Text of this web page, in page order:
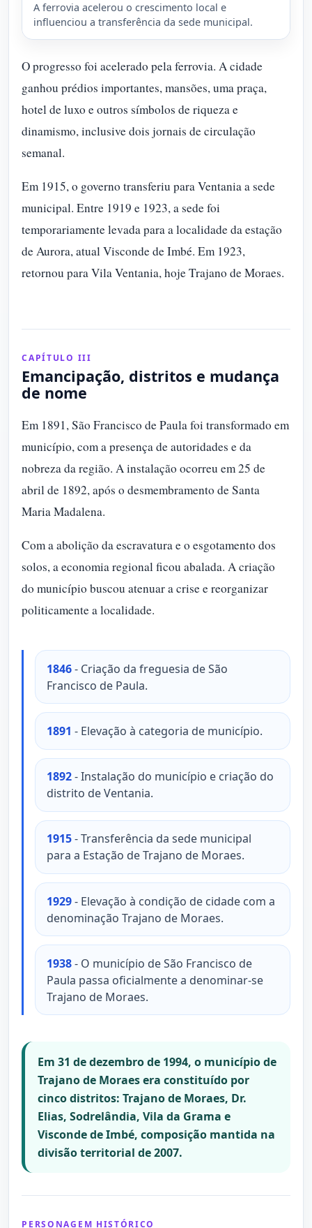
A ferrovia acelerou o crescimento local e
influenciou a transferência da sede municipal.
O progresso foi acelerado pela ferrovia. A cidade
ganhou prédios importantes, mansões, uma praça,
hotel de luxo e outros símbolos de riqueza e
dinamismo, inclusive dois jornais de circulação
semanal.
Em 1915, o governo transferiu para Ventania a sede
municipal. Entre 1919 e 1923, a sede foi
temporariamente levada para a localidade da estação
de Aurora, atual Visconde de Imbé. Em 1923,
retornou para Vila Ventania, hoje Trajano de Moraes.
CAPÍTULO III
Emancipação, distritos e mudança
de nome
Em 1891, São Francisco de Paula foi transformado em
município, com a presença de autoridades e da
nobreza da região. A instalação ocorreu em 25 de
abril de 1892, após o desmembramento de Santa
Maria Madalena.
Com a abolição da escravatura e o esgotamento dos
solos, a economia regional ficou abalada. A criação
do município buscou atenuar a crise e reorganizar
politicamente a localidade.
1846- Criação da freguesia de São
Francisco de Paula.
1891 - Elevação à categoria de município.
1892- Instalação do município e criação do
distrito de Ventania.
1915- Transferência da sede municipal
para a Estação de Trajano de Moraes.
1929- Elevação à condição de cidade com a
denominação Trajano de Moraes.
1938- O município de São Francisco de
Paula passa oficialmente a denominar-se
Trajano de Moraes.
Em 31 de dezembro de 1994, o município de
Trajano de Moraes era constituído por
cinco distritos: Trajano de Moraes, Dr.
Elias, Sodrelândia, Vila da Grama e
Visconde de Imbé, composição mantida na
divisão territorial de 2007.
PERSONAGEM HISTÓRICO